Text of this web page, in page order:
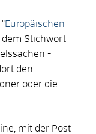
Europäischen
dem Stichwort
-
den
oder die
mit der Post